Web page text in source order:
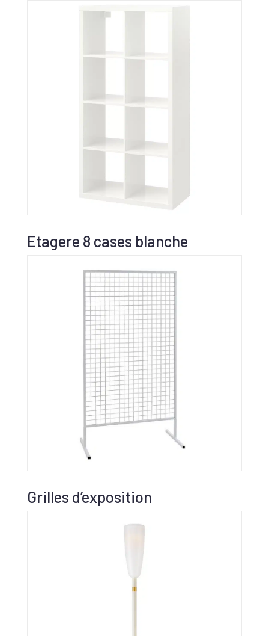
Etagere 8 cases blanche
Grilles d’exposition